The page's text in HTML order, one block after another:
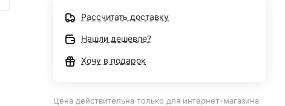
Рассчитать доставку
Нашли дешевле?
Хочу в подарок
Цена действительна только для интернет-магазина